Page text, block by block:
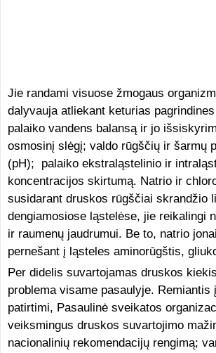
Jie randami visuose žmogaus
dalyvauja atliekant keturias
palaiko vandens balansą ir jo
osmosinį slėgį; valdo rūgščių ir šarmų
(pH); palaiko ekstraląstelinio ir
koncentracijos skirtumą. Natrio ir
susidarant druskos rūgščiai skrandžio
dengiamosiose ląstelėse, jie reikalingi
ir raumenų jaudrumui. Be to, natrio
pernešant į ląsteles aminorūgštis,
Per didelis suvartojamas druskos
problema visame pasaulyje. Remiantis
patirtimi, Pasaulinė sveikatos
veiksmingus druskos suvartojimo
nacionalinių rekomendacijų rengimą;